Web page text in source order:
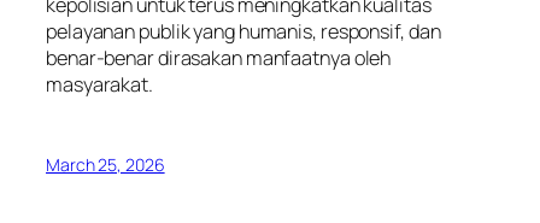
pelayanan publik yang humanis, responsif, dan
benar-benar dirasakan manfaatnya oleh
masyarakat.
March 25, 2026